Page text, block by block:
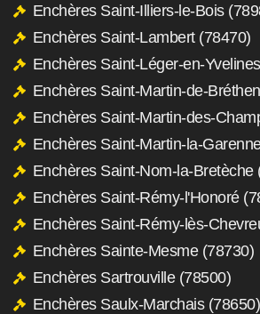
Enchères Saint-Illiers-le-Bois
Enchères Saint-Lambert (78470)
Enchères Saint-Léger-en-
Enchères Saint-Martin-de-
Enchères Saint-Martin-des-
Enchères Saint-Martin-la-
Enchères Saint-Nom-la-Bretèche
Enchères Saint-Rémy-l'Honoré
Enchères Saint-Rémy-lès-
Enchères Sainte-Mesme (78730)
Enchères Sartrouville (78500)
Enchères Saulx-Marchais (78650)